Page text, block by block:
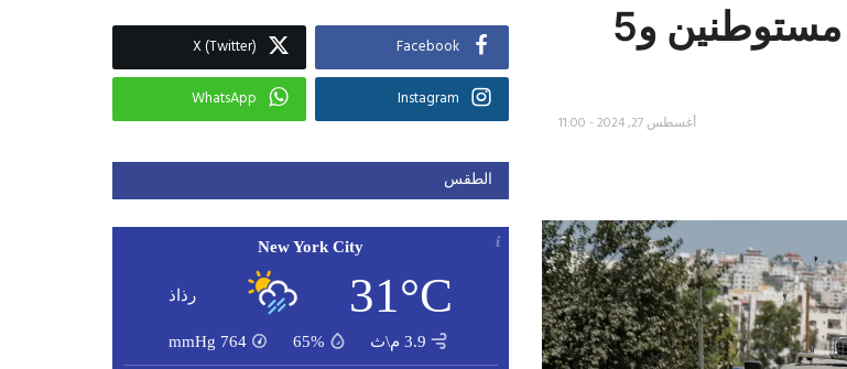
الضفة.. مقتل فلسطيني برصاص مستوطنين و5
أغسطس 27, 2024 - 11:00
Facebook
X (Twitter)
Instagram
WhatsApp
الطقس
New York City
31°C رذاذ
3.9 م\ث 65%
764
mmHg